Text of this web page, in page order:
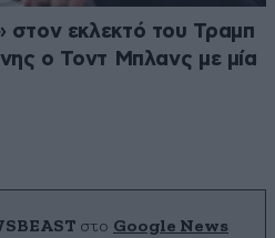
εκλεκτό του Τραμπ
ο Τοντ Μπλανς με μία
στο Google News